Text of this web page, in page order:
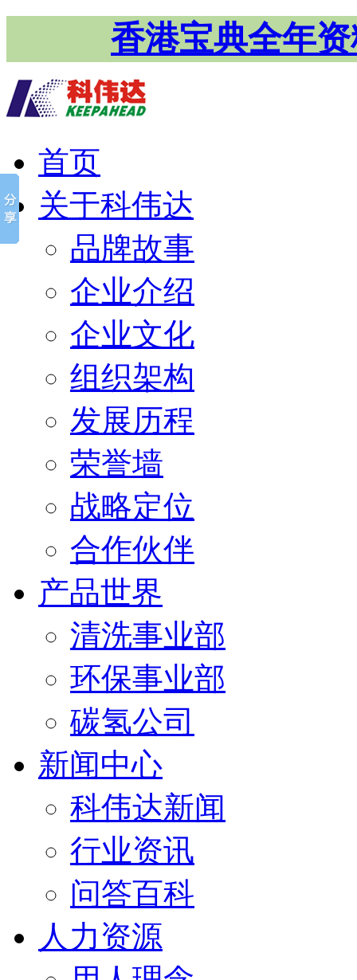
香港宝典全年
首页
关于科伟达
品牌故事
企业介绍
企业文化
组织架构
发展历程
荣誉墙
战略定位
合作伙伴
产品世界
清洗事业部
环保事业部
碳氢公司
新闻中心
科伟达新闻
行业资讯
问答百科
人力资源